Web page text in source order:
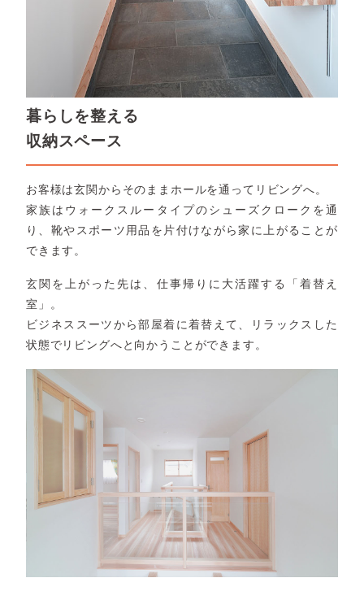
暮らしを整える
収納スペース
お客様は玄関からそのままホールを通ってリビングへ。
家族はウォークスルータイプのシューズクロークを通
り、靴やスポーツ用品を片付けながら家に上がることが
できます。
玄関を上がった先は、仕事帰りに大活躍する「着替え
室」。
ビジネススーツから部屋着に着替えて、リラックスした
状態でリビングへと向かうことができます。